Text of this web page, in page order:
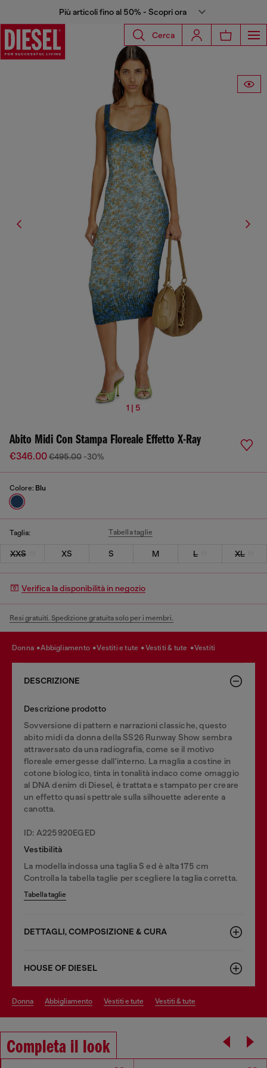
Più articoli fino al 50% - Scopri ora
Cerca
1 | 5
Abito Midi Con Stampa Floreale Effetto X-Ray
€346.00€495.00 -30%
Colore: Blu
Taglia: Tabella taglie
XXS XS S M L XL
Verifica la disponibilità in negozio
Resi gratuiti. Spedizione gratuita solo per i membri.
donna abbigliamento vestiti e tute vestiti & tute vestiti
DESCRIZIONE
Descrizione prodotto
Sovversione di pattern e narrazioni classiche, questo
abito midi da donna della SS26 Runway Show sembra
attraversato da una radiografia, come se il motivo
floreale emergesse dall'interno. La maglia a costine in
cotone biologico, tinta in tonalità indaco come omaggio
al DNA denim di Diesel, è trattata e stampato per creare
un effetto quasi spettrale sulla silhouette aderente a
canotta.
ID: A225920EGED
Vestibilità
La modella indossa una taglia S ed è alta 175 cm
Controlla la tabella taglie per scegliere la taglia corretta.
Tabella taglie
DETTAGLI, COMPOSIZIONE & CURA
HOUSE OF DIESEL
donna abbigliamento vestiti e tute vestiti & tute
Completa il look